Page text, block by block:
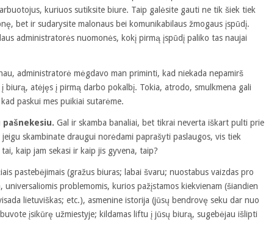
kuriuos sutiksite biure. Taip galėsite gauti ne tik šiek tiek
bet ir sudarysite malonaus bei komunikabilaus žmogaus įspūdį.
administratorės nuomonės, kokį pirmą įspūdį paliko tas naujai
administratorė mėgdavo man priminti, kad niekada nepamirš
biurą, atėjęs į pirmą darbo pokalbį. Tokia, atrodo, smulkmena gali
paskui mes puikiai sutarėme.
pašnekesiu. Gal ir skamba banaliai, bet tikrai neverta iškart pulti prie
skambinate draugui norėdami paprašyti paslaugos, vis tiek
kaip jam sekasi ir kaip jis gyvena, taip?
pastebėjimais (gražus biuras; labai švaru; nuostabus vaizdas pro
problemomis, kurios pažįstamos kiekvienam (šiandien
lietuviškas; etc.), asmenine istorija (jūsų bendrovę seku dar nuo
įsikūrę užmiestyje; kildamas liftu į jūsų biurą, sugebėjau išlipti